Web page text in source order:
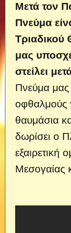
Μετά τον
Πνεύμα
μας
στείλει
Πνεύμα μας
οφθαλμούς
θαυμάσια
δωρίσει ο
εξαιρετική
Μεσογαίας